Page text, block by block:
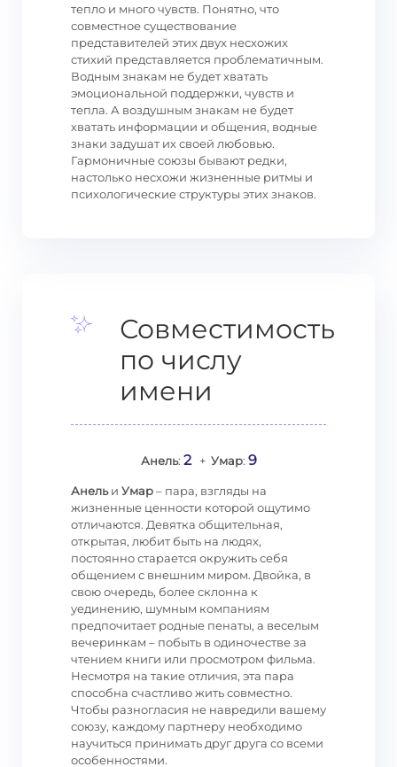
тепло и много чувств. Понятно, что
совместное существование
представителей этих двух несхожих
стихий представляется проблематичным.
Водным знакам не будет хватать
эмоциональной поддержки, чувств и
тепла. А воздушным знакам не будет
хватать информации и общения, водные
знаки задушат их своей любовью.
Гармоничные союзы бывают редки,
настолько несхожи жизненные ритмы и
психологические структуры этих знаков.
Совместимость
по числу
имени
Анель: 2+ Умар: 9
Анельи Умар– пара, взгляды на
жизненные ценности которой ощутимо
отличаются. Девятка общительная,
открытая, любит быть на людях,
постоянно старается окружить себя
общением с внешним миром. Двойка, в
свою очередь, более склонна к
уединению, шумным компаниям
предпочитает родные пенаты, а веселым
вечеринкам – побыть в одиночестве за
чтением книги или просмотром фильма.
Несмотря на такие отличия, эта пара
способна счастливо жить совместно.
Чтобы разногласия не навредили вашему
союзу, каждому партнеру необходимо
научиться принимать друг друга со всеми
особенностями.